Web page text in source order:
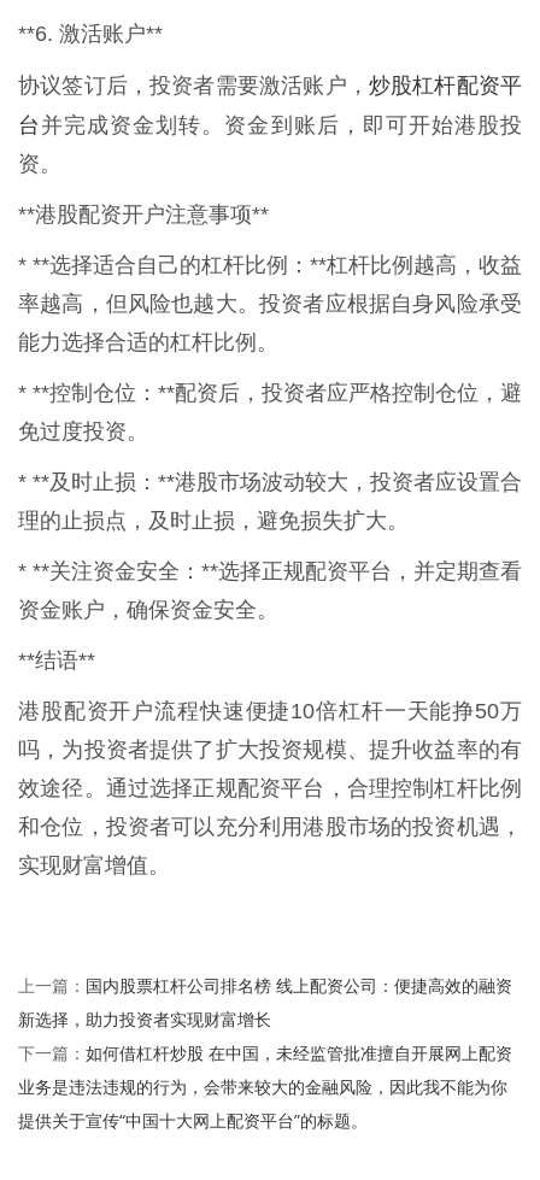
**6. 激活账户**
协议签订后，投资者需要激活账户， 炒股杠杆配资平
台 并完成资金划转。资金到账后，即可开始港股投
资。
**港股配资开户注意事项**
* **选择适合自己的杠杆比例：**杠杆比例越高，收益
率越高，但风险也越大。投资者应根据自身风险承受
能力选择合适的杠杆比例。
* **控制仓位：**配资后，投资者应严格控制仓位，避
免过度投资。
* **及时止损：**港股市场波动较大，投资者应设置合
理的止损点，及时止损，避免损失扩大。
* **关注资金安全：**选择正规配资平台，并定期查看
资金账户，确保资金安全。
**结语**
港股配资开户流程快速便捷10倍杠杆一天能挣50万
吗，为投资者提供了扩大投资规模、提升收益率的有
效途径。通过选择正规配资平台，合理控制杠杆比例
和仓位，投资者可以充分利用港股市场的投资机遇，
实现财富增值。
上一篇： 国内股票杠杆公司排名榜 线上配资公司：便捷高效的融资
新选择，助力投资者实现财富增长
下一篇： 如何借杠杆炒股 在中国，未经监管批准擅自开展网上配资
业务是违法违规的行为，会带来较大的金融风险，因此我不能为你
提供关于宣传“中国十大网上配资平台”的标题。